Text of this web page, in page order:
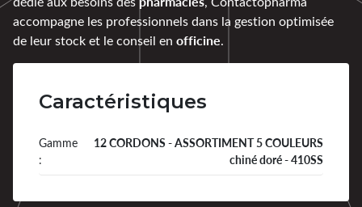
accompagne les professionnels dans la gestion optimisée
de leur stock et le conseil en officine.
Caractéristiques
Gamme
:
12 CORDONS - ASSORTIMENT 5 COULEURS
chiné doré - 410SS